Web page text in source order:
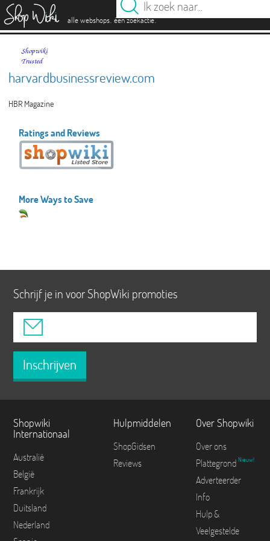
alle webshops. één zoekactie.
harvardbusinessreview.com
HBR Magazine
Ratings and Reviews
More Ways to Save
Schrijf je in voor ShopWiki promoties
Inschrijven
Shopwiki
Internationaal
Australië
België
Frankrijk
Duitsland
Nederland
Hulpmiddelen
ShopGidsen
Reviews
Over Shopwiki
Over ons
Plattegrond Nieuw!
Adverteerder
Info
Hulp &
Veelgestelde